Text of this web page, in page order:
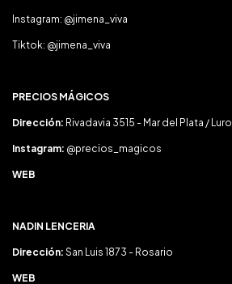
Instagram: @jimena_viva
Tiktok: @jimena_viva
PRECIOS MÁGICOS
Dirección: Rivadavia 3515 - Mar del Plata /
Instagram: @precios_magicos
WEB
NADIN LENCERIA
Dirección: San Luis 1873 - Rosario
WEB